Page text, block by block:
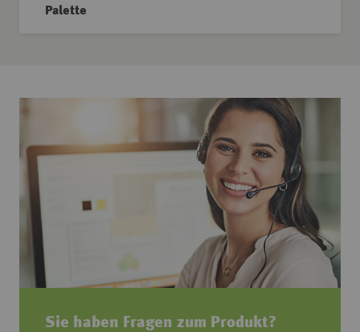
Sie haben Fragen zum Produkt?
Palette